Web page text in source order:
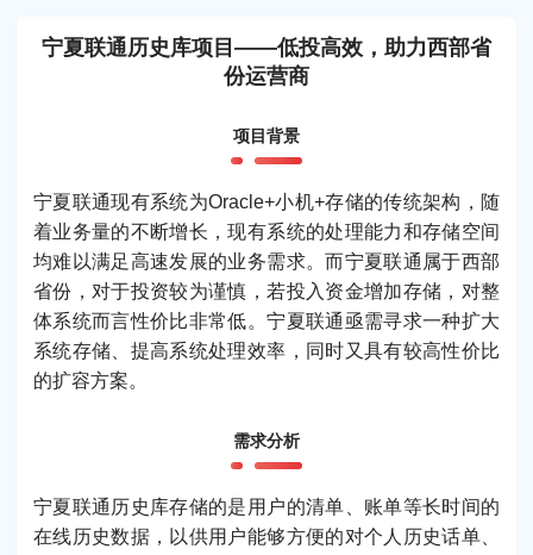
宁夏联通历史库项目——低投高效，助力西部省
份运营商
项目背景
宁夏联通现有系统为Oracle+小机+存储的传统架构，随
着业务量的不断增长，现有系统的处理能力和存储空间
均难以满足高速发展的业务需求。而宁夏联通属于西部
省份，对于投资较为谨慎，若投入资金增加存储，对整
体系统而言性价比非常低。宁夏联通亟需寻求一种扩大
系统存储、提高系统处理效率，同时又具有较高性价比
的扩容方案。
需求分析
宁夏联通历史库存储的是用户的清单、账单等长时间的
在线历史数据，以供用户能够方便的对个人历史话单、